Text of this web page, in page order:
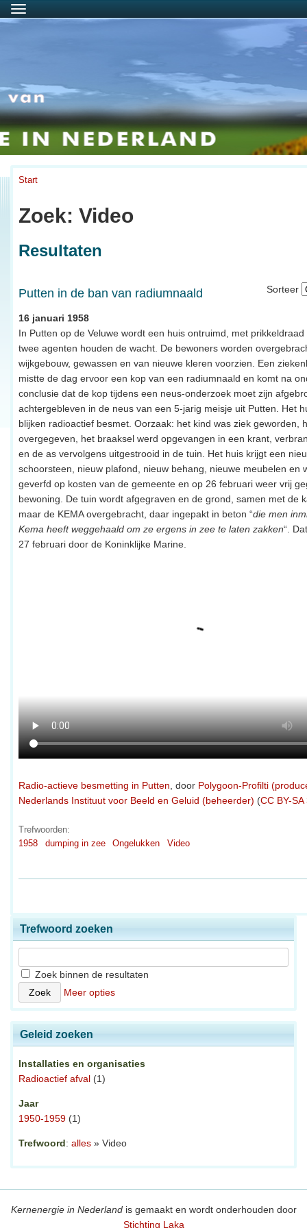
Menu
Start
Zoek: Video
Resultaten
Sorteer
Putten in de ban van radiumnaald
16 januari 1958
In Putten op de Veluwe wordt een huis ontruimd, met
twee agenten houden de wacht. De bewoners worden
wijkgebouw, gewassen en van nieuwe kleren voorzien. Een
mistte de dag ervoor een kop van een radiumnaald en komt na
conclusie dat de kop tijdens een neus-onderzoek moet zijn
achtergebleven in de neus van een 5-jarig meisje uit Putten. Het
blijken radioactief besmet. Oorzaak: het kind was ziek geworden,
overgegeven, het braaksel werd opgevangen in een krant,
en de as vervolgens uitgestrooid in de tuin. Het huis krijgt een
schoorsteen, nieuw plafond, nieuw behang, nieuwe meubelen en
geverfd op kosten van de gemeente en op 26 februari weer vrij
bewoning. De tuin wordt afgegraven en de grond, samen met de
maar de KEMA overgebracht, daar ingepakt in beton “die men
Kema heeft weggehaald om ze ergens in zee te laten zakken“.
27 februari door de Koninklijke Marine.
Radio-actieve besmetting in Putten , door Polygoon-Profilti
Nederlands Instituut voor Beeld en Geluid (beheerder) (CC BY-SA
Trefwoorden:
1958
dumping in zee Ongelukken Video
Trefwoord zoeken
Zoek binnen de resultaten
Meer opties
Geleid zoeken
Installaties en organisaties
Radioactief afval (1)
Jaar
1950-1959 (1)
Trefwoord: alles » Video
Kernenergie in Nederlandis gemaakt en wordt onderhouden door
Stichting Laka